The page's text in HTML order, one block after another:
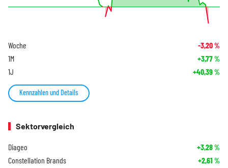
Woche -3,20%
1M +3,77%
1J +40,39%
Kennzahlen und Details
Sektorvergleich
Diageo +3,28%
Constellation Brands +2,61 %